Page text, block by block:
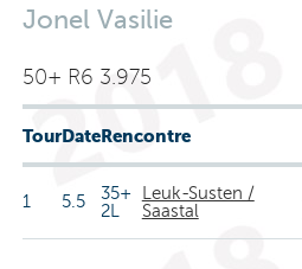
Jonel Vasilie
50+ R6 3.975
TourDateRencontre
1 5.5
35+
2L
Leuk-Susten /
Saastal